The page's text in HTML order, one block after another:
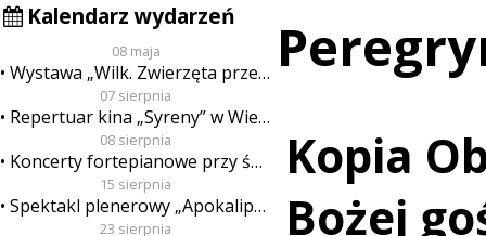
Kalendarz wydarzeń
08 maja
Wystawa „Wilk. Zwierzęta przeklęte”
07 sierpnia
Repertuar kina „Syreny” w Wieluniu w dn. od 7 do 13 sierpnia
08 sierpnia
Koncerty fortepianowe przy świecach
15 sierpnia
Spektakl plenerowy „Apokalipsa”
23 sierpnia
Kopia
Bożej